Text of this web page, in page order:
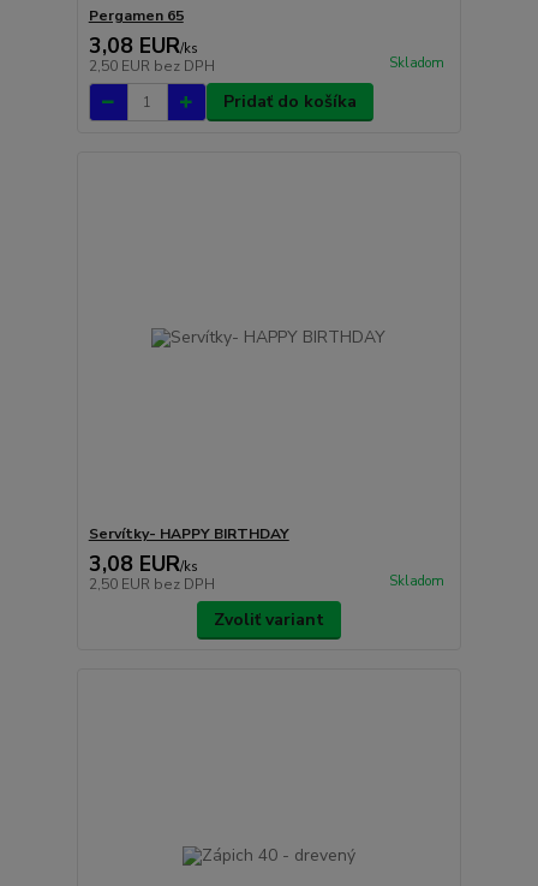
Pergamen 65
3,08 EUR/ks
2,50 EUR bez DPH Skladom
Pridať do košíka
Servítky- HAPPY BIRTHDAY
3,08 EUR/ks
2,50 EUR bez DPH Skladom
Zvoliť variant